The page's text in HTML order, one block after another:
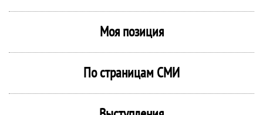
Моя позиция
По страницам СМИ